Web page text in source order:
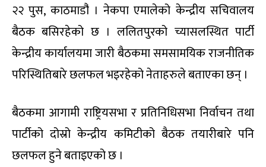
२२ पुस, काठमाडौ‍ं । नेकपा एमालेको केन्द्रीय सचिवालय
बैठक बसिरहेको छ । ललितपुरको च्यासलस्थित पार्टी
केन्द्रीय कार्यालयमा जारी बैठकमा समसामयिक राजनीतिक
परिस्थितिबारे छलफल भइरहेको नेताहरुले बताएका छन् ।
बैठकमा आगामी राष्ट्रियसभा र प्रतिनिधिसभा निर्वाचन तथा
पार्टीको दोस्रो केन्द्रीय कमिटीको बैठक तयारीबारे पनि
छलफल हुने बताइएको छ ।